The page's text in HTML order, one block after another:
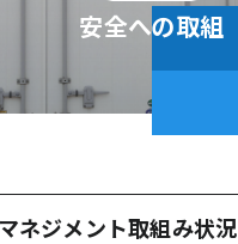
安全への取組
ネジメント取組み状況